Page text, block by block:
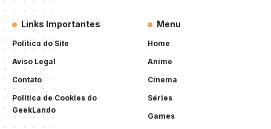
Links Importantes
Politica do Site
Aviso Legal
Contato
Política de Cookies do
GeekLando
Menu
Home
Anime
Cinema
Séries
Games